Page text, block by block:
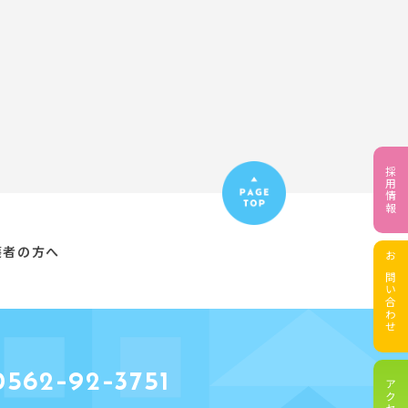
採用情報
お問い合わせ
の方へ
92-3751